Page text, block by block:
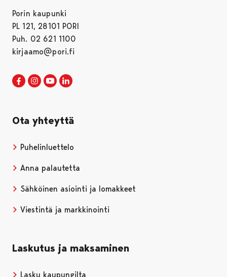
Porin kaupunki
PL 121, 28101 PORI
Puh. 02 621 1100
kirjaamo@pori.fi
Porin kaupunki Facebookissa
Avautuu uudessa välilehdessä
Porin kaupunki Instagramissa
Avautuu uudessa välilehdessä
Porin kaupunki Youtubessa
Avautuu uudessa välilehdessä
Ota yhteyttä
Puhelinluettelo
Anna palautetta
Sähköinen asiointi ja lomakkeet
Viestintä ja markkinointi
Laskutus ja maksaminen
Lasku kaupungilta